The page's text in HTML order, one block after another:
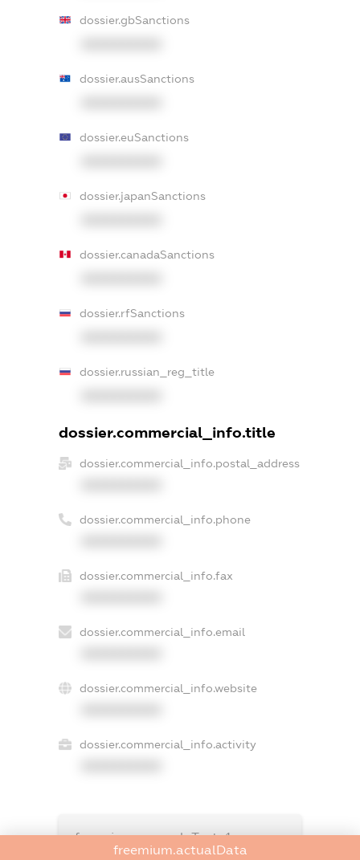
dossier.gbSanctions
dossier.ausSanctions
dossier.euSanctions
dossier.japanSanctions
dossier.canadaSanctions
dossier.rfSanctions
dossier.russian_reg_title
dossier.commercial_info.title
dossier.commercial_info.postal_address
dossier.commercial_info.phone
dossier.commercial_info.fax
dossier.commercial_info.email
dossier.commercial_info.website
dossier.commercial_info.activity
freemium.exampleText_1
freemium.exampleText_2
freemium.actualData